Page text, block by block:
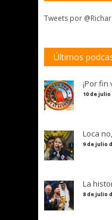
Tweets por
Últimos
¡Por fin
10 de
Loca
9 de julio
La
8 de julio